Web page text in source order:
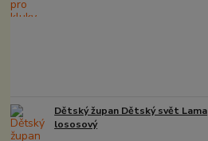
Dětský župan Dětský svět Lama
lososový